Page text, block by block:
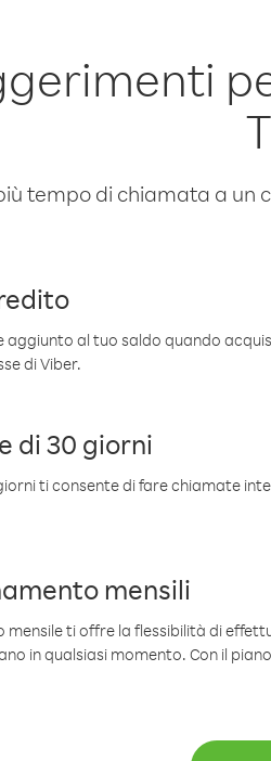
tempo di chiamata a un
aggiunto al tuo saldo quando
di Viber.
di 30 giorni
ti consente di fare chiamate
mensili
ti offre la flessibilità di
in qualsiasi momento. Con il